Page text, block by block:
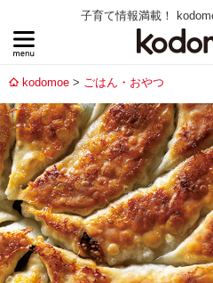
子育て情報満載！
kodomoe ごはん・おやつ